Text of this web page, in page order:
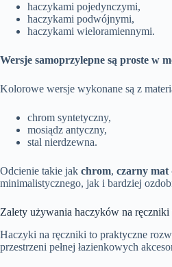
haczykami pojedynczymi,
haczykami podwójnymi,
haczykami wieloramiennymi.
Wersje samoprzylepne są proste w
Kolorowe wersje wykonane są z
chrom syntetyczny,
mosiądz antyczny,
stal nierdzewna.
Odcienie takie jak chrom, czarny mat
minimalistycznego, jak i bardziej
Zalety używania haczyków na ręczniki
Haczyki na ręczniki to praktyczne
przestrzeni pełnej łazienkowych